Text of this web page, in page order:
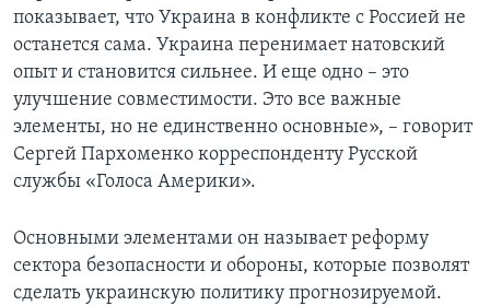
показывает, что Украина в конфликте с Россией не
останется сама. Украина перенимает натовский
опыт и становится сильнее. И еще одно – это
улучшение совместимости. Это все важные
элементы, но не единственно основные», – говорит
Сергей Пархоменко корреспонденту Русской
службы «Голоса Америки».
Основными элементами он называет реформу
сектора безопасности и обороны, которые позволят
сделать украинскую политику прогнозируемой.